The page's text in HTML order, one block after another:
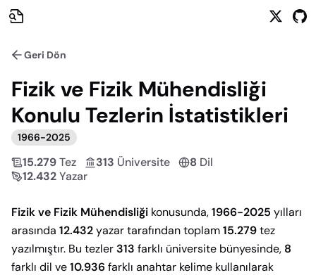
Geri Dön
Fizik ve Fizik Mühendisliği
Konulu Tezlerin İstatistikleri
1966-2025
15.279Tez 313 Üniversite 8 Dil
12.432Yazar
Fizik ve Fizik Mühendisliği konusunda,1966-2025 yılları
arasında 12.432yazar tarafından toplam15.279tez
yazılmıştır. Bu tezler 313 farklı üniversite bünyesinde, 8
farklı dil ve10.936farklı anahtar kelime kullanılarak